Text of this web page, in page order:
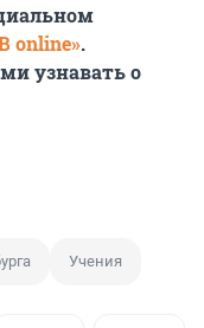
online».
узнавать о
Учения